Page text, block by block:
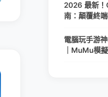
2026 最新
南：顛覆終
電腦玩手游
｜MuMu模